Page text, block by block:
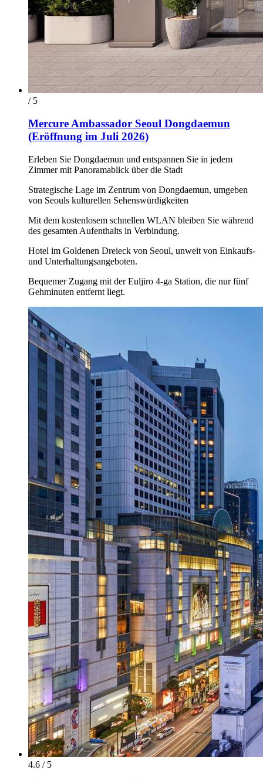
/ 5
Mercure Ambassador Seoul Dongdaemun
(Eröffnung im Juli 2026)
Erleben Sie Dongdaemun und entspannen Sie in jedem
Zimmer mit Panoramablick über die Stadt
Strategische Lage im Zentrum von Dongdaemun, umgeben
von Seouls kulturellen Sehenswürdigkeiten
Mit dem kostenlosem schnellen WLAN bleiben Sie während
des gesamten Aufenthalts in Verbindung.
Hotel im Goldenen Dreieck von Seoul, unweit von Einkaufs-
und Unterhaltungsangeboten.
Bequemer Zugang mit der Euljiro 4-ga Station, die nur fünf
Gehminuten entfernt liegt.
4.6 / 5